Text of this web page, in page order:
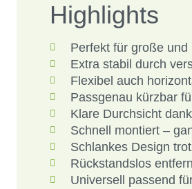
Highlights
Perfekt für große
Extra stabil durch
Flexibel auch
Passgenau kürzbar
Klare Durchsicht
Schnell montiert –
Schlankes Design
Rückstandslos
Universell passend